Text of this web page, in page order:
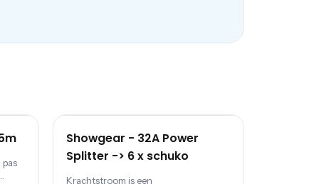
Showgear - 32A Power
Splitter -> 6 x schuko
Krachtstroom is een